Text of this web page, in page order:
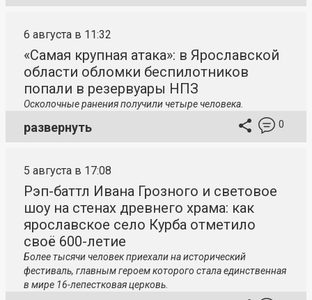
6 августа в 11:32
«Самая крупная атака»: в Ярославской
области обломки беспилотников
попали в резервуары НПЗ
Осколочные ранения получили четыре человека.
развернуть 0
5 августа в 17:08
Рэп-баттл Ивана Грозного и световое
шоу на стенах древнего храма: как
ярославское село Курба отметило
своё 600-летие
Более тысячи человек приехали на исторический
фестиваль, главным героем которого стала единственная
в мире 16-лепестковая церковь.